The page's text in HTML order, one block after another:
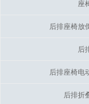
座
后排座椅放
后
后排座椅电
后排折
座
后排座椅放
后
后排座椅电
后排折